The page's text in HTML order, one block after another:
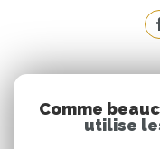
Comme
utilise